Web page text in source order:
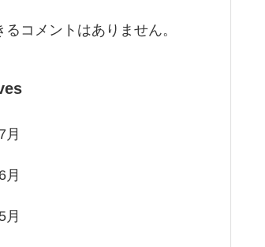
るコメントはありません。
月
月
月